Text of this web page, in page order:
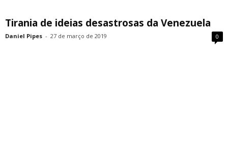
Tirania de ideias desastrosas da Venezuela
Daniel Pipes - 27 de março de 2019 0